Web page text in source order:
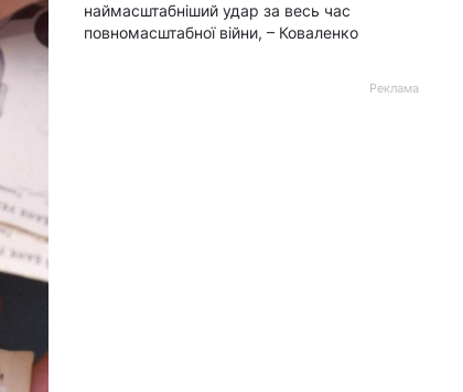
наймасштабніший удар за весь час
повномасштабної війни, – Коваленко
Реклама